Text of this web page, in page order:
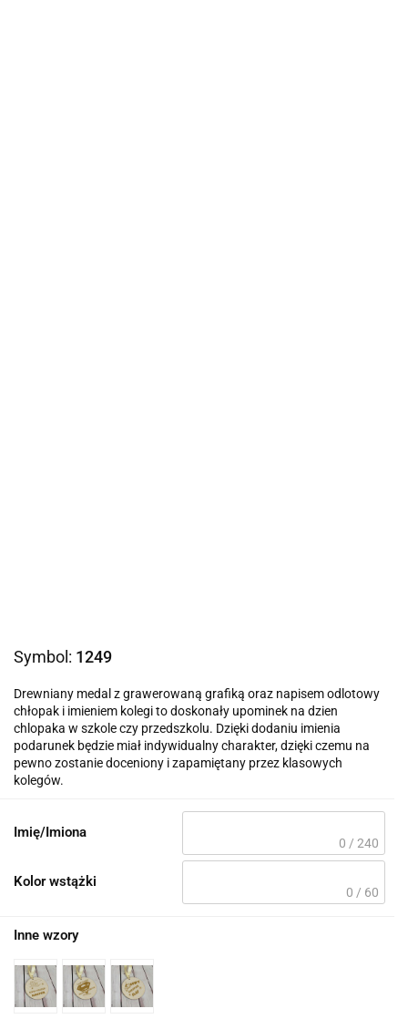
Symbol: 1249
Drewniany medal z grawerowaną grafiką oraz napisem odlotowy
chłopak i imieniem kolegi to doskonały upominek na dzien
chlopaka w szkole czy przedszkolu. Dzięki dodaniu imienia
podarunek będzie miał indywidualny charakter, dzięki czemu na
pewno zostanie doceniony i zapamiętany przez klasowych
kolegów.
Imię/Imiona
0 / 240
Kolor wstążki
0 / 60
Inne wzory